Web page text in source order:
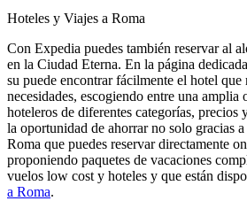
Hoteles y Viajes a Roma
Con Expedia puedes también reservar al
en la Ciudad Eterna. En la página
su puede encontrar fácilmente el hotel que
necesidades, escogiendo entre una amplia
hoteleros de diferentes categorías, precios
la oportunidad de ahorrar no solo gracias
Roma que puedes reservar directamente
proponiendo paquetes de vacaciones
vuelos low cost y hoteles y que están
a Roma.